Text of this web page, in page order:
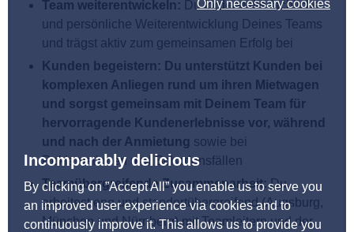
Only necessary cookies
Incomparably delicious
By clicking on ”Accept All” you enable us to serve you
an improved user experience via cookies and to
continuously improve it. This allows us to provide you
Team weiterentwickeln: Du förderst die fachliche
und persönliche Weiterentwicklung Deines Teams
und trägst aktiv zum gemeinsamen Erfolg bei
Kunden begeistern: Du unterstützt Kunden bei
komplexen Anliegen rund um ihren Mietwagen
und sorgst gemeinsam mit Deinem Team für
hervorragende Kundenerlebnisse vor, während
und nach der Anmietung sowie bei
Reklamationen und Schadensfällen
Teamübergreifende Zusammenarbeit:Du
arbeitest eng und standortübergreifend (Augsburg,
München und Nürnberg) mit Teamleitern und der